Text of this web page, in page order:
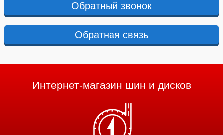
Обратный звонок
Обратная связь
Интернет-магазин шин и дисков